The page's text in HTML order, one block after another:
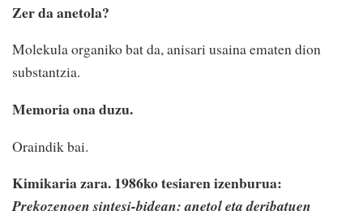
Zer da anetola?
Molekula organiko bat da, anisari usaina ematen dion
substantzia.
Memoria ona duzu.
Oraindik bai.
Kimikaria zara. 1986ko tesiaren izenburua:
Prekozenoen sintesi-bidean: anetol eta deribatuen